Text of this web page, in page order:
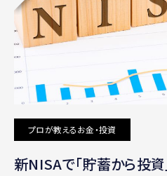
プロが教えるお金・投資
新NISAで「貯蓄から投資